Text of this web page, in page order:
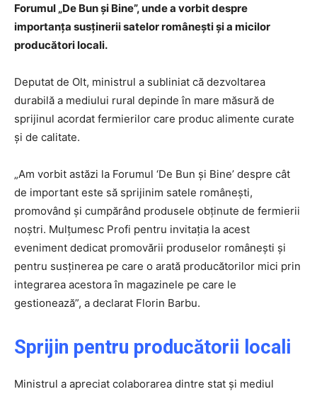
Forumul „De Bun și Bine”, unde a vorbit despre
importanța susținerii satelor românești și a micilor
producători locali.
Deputat de Olt, ministrul a subliniat că dezvoltarea
durabilă a mediului rural depinde în mare măsură de
sprijinul acordat fermierilor care produc alimente curate
și de calitate.
„Am vorbit astăzi la Forumul ‘De Bun și Bine’ despre cât
de important este să sprijinim satele românești,
promovând și cumpărând produsele obținute de fermierii
noștri. Mulțumesc Profi pentru invitația la acest
eveniment dedicat promovării produselor românești și
pentru susținerea pe care o arată producătorilor mici prin
integrarea acestora în magazinele pe care le
gestionează”, a declarat Florin Barbu.
Sprijin pentru producătorii locali
Ministrul a apreciat colaborarea dintre stat și mediul